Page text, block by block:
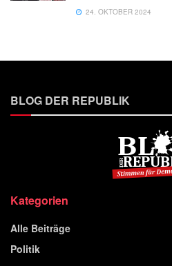
24. OKTOBER 2024
BLOG DER REPUBLIK
Kategorien
Alle Beiträge
Politik